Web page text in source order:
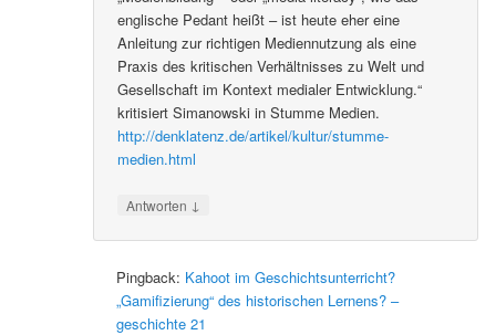
englische Pedant heißt – ist heute eher eine
Anleitung zur richtigen Mediennutzung als eine
Praxis des kritischen Verhältnisses zu Welt und
Gesellschaft im Kontext medialer Entwicklung.“
kritisiert Simanowski in Stumme Medien.
http://denklatenz.de/artikel/kultur/stumme-
medien.html
Antworten ↓
Pingback: Kahoot im Geschichtsunterricht?
„Gamifizierung“ des historischen Lernens? –
geschichte 21